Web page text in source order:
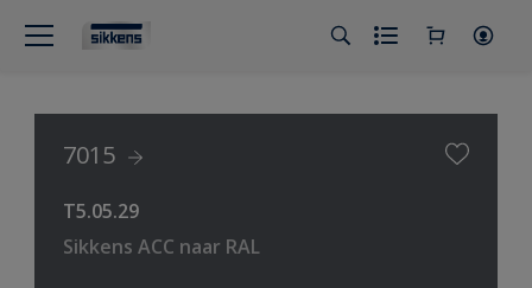
7015
T5.05.29
Sikkens ACC naar RAL